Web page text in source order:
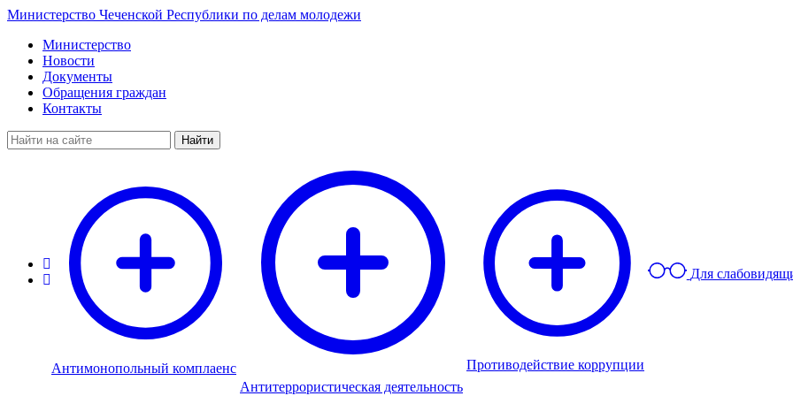
Министерство Чеченской Республики по делам молодежи
Министерство
Новости
Документы
Обращения граждан
Контакты
Найти
Антимонопольный комплаенс
Антитеррористическая деятельность
Противодействие коррупции
Для